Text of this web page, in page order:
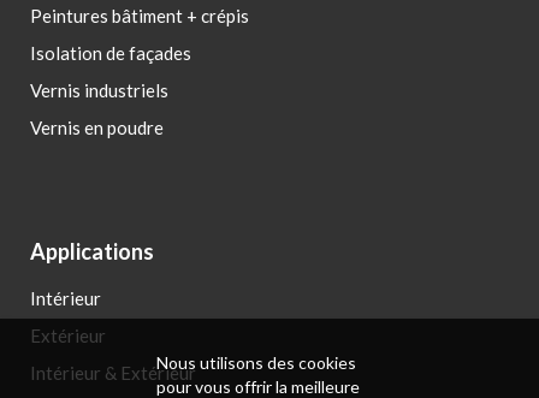
Peintures bâtiment + crépis
Isolation de façades
Vernis industriels
Vernis en poudre
Applications
Intérieur
Extérieur
Intérieur & ExtérieurNous utilisons des cookies
pour vous offrir la meilleure